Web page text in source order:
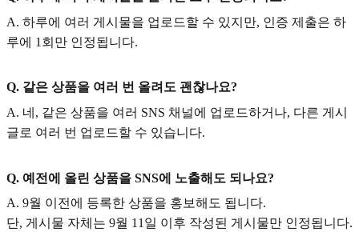
A. 하루에 여러 게시물을 업로드할 수 있지만, 인증 제출은 하
루에 1회만 인정됩니다.
Q. 같은 상품을 여러 번 올려도 괜찮나요?
A. 네, 같은 상품을 여러 SNS 채널에 업로드하거나, 다른 게시
글로 여러 번 업로드할 수 있습니다.
Q. 예전에 올린 상품을 SNS에 노출해도 되나요?
A. 9월 이전에 등록한 상품을 홍보해도 됩니다.
단, 게시물 자체는 9월 11일 이후 작성된 게시물만 인정됩니다.